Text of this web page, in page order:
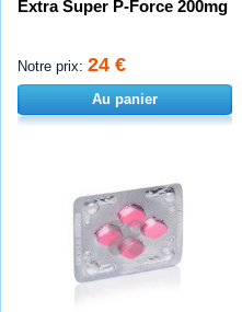
Extra Super P-Force 200mg
Notre prix: 24 €
Au panier